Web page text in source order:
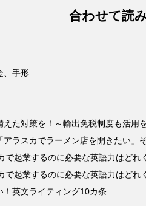
合わせて読
、手形
えた対策を！～輸出免税制度も活用
アラスカでラーメン店を開きたい」
起業するのに必要な英語力はどれ
起業するのに必要な英語力はどれ
！英文ライティング10カ条